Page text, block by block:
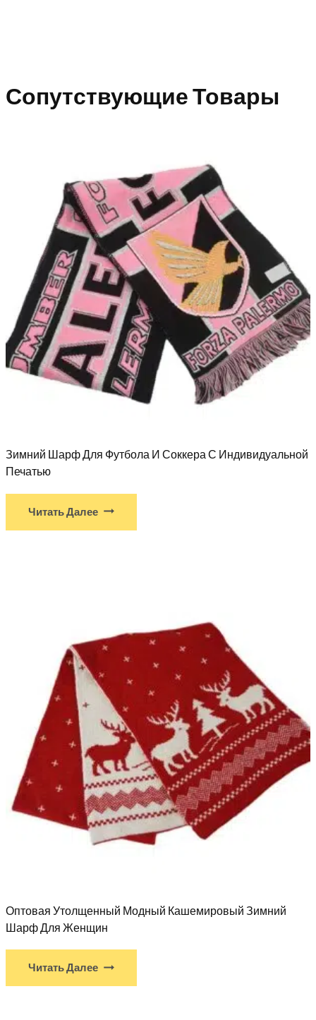
Сопутствующие Товары
Зимний Шарф Для Футбола И Соккера С Индивидуальной
Печатью
Читать Далее
Оптовая Утолщенный Модный Кашемировый Зимний
Шарф Для Женщин
Читать Далее